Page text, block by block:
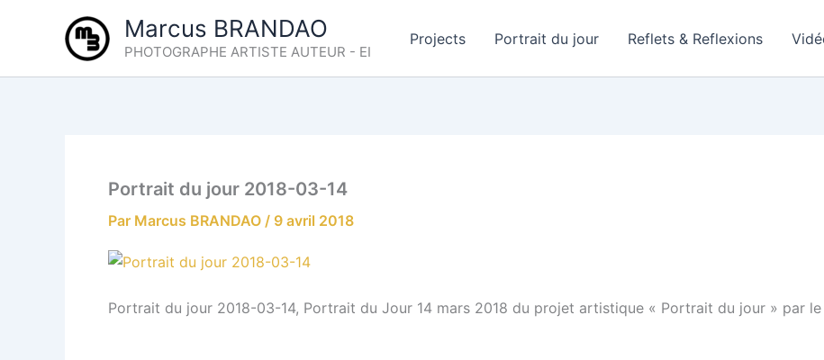
Marcus BRANDAO
PHOTOGRAPHE ARTISTE AUTEUR - EI
Projects Portrait du jour Reflets & Reflexions
Portrait du jour 2018-03-14
Par Marcus BRANDAO / 9 avril 2018
Portrait du jour 2018-03-14, Portrait du Jour 14 mars 2018 du projet artistique « Portrait du jour » par le